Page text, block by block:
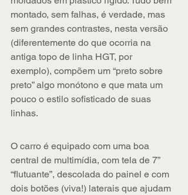
montado, sem falhas, é verdade, mas
sem grandes contrastes, nesta versão
(diferentemente do que ocorria na
antiga topo de linha HGT, por
exemplo), compõem um “preto sobre
preto” algo monótono e que mata um
pouco o estilo sofisticado de suas
linhas.
O carro é equipado com uma boa
central de multimídia, com tela de 7”
“flutuante”, descolada do painel e com
dois botões (viva!) laterais que ajudam